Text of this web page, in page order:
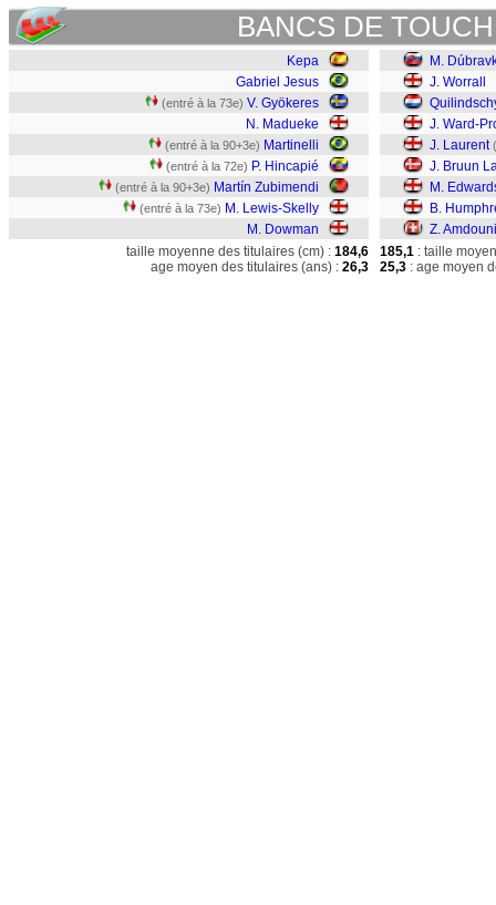
BANCS DE
Kepa
Gabriel Jesus
(entré à la 73e) V. Gyökeres
N. Madueke
(entré à la 90+3e) Martinelli
(entré à la 72e) P. Hincapié
(entré à la 90+3e) Martín Zubimendi
(entré à la 73e) M. Lewis-Skelly
M. Dowman
M.
J. Worrall
J. Ward-
J. Laurent
J. Bruun
M.
B.
Z. Amdouni
taille moyenne des titulaires (cm) : 184,6
age moyen des titulaires (ans) : 26,3
185,1 : taille
25,3 : age moyen